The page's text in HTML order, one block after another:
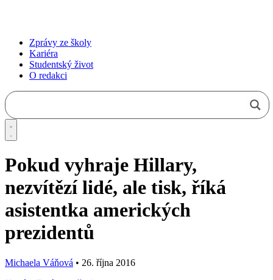
Zprávy ze školy
Kariéra
Studentský život
O redakci
Pokud vyhraje Hillary,
nezvítězí lidé, ale tisk, říká
asistentka amerických
prezidentů
Michaela Váňová • 26. října 2016